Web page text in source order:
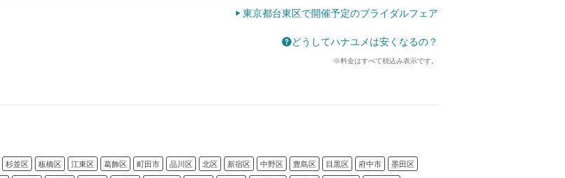
東京都台東区で開催予定のブライダルフェア
どうしてハナユメは安くなるの？
※料金はすべて税込み表示です。
杉並区 板橋区 江東区 葛飾区 町田市 品川区 北区 新宿区 中野区 豊島区 目黒区 府中市 墨田区